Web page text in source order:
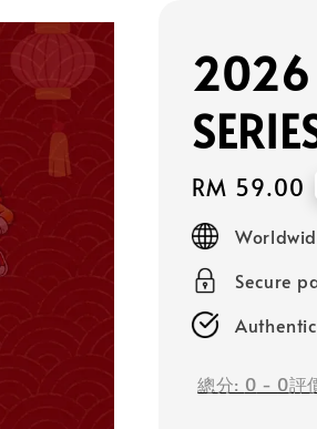
2026
Regular
price
RM 59.00
Secure
總分: 0 - 0評